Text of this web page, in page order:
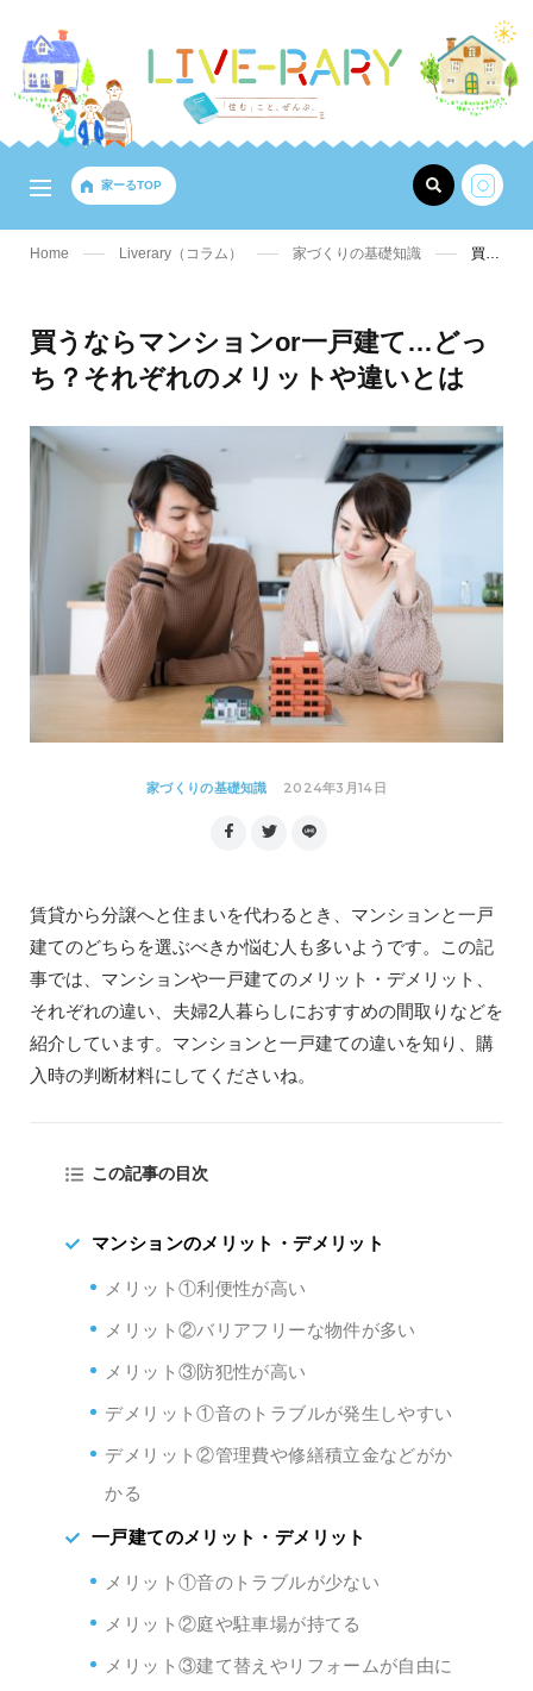
家ーるTOP
Home Liverary（コラム） 家づくりの基礎知識 買うならマンションor一戸建て…どっち？それぞれのメリットや違いとは
買うならマンションor一戸建て…どっ
ち？それぞれのメリットや違いとは
家づくりの基礎知識 2024年3月14日
賃貸から分譲へと住まいを代わるとき、マンションと一戸
建てのどちらを選ぶべきか悩む人も多いようです。この記
事では、マンションや一戸建てのメリット・デメリット、
それぞれの違い、夫婦2人暮らしにおすすめの間取りなどを
紹介しています。マンションと一戸建ての違いを知り、購
入時の判断材料にしてくださいね。
この記事の目次
マンションのメリット・デメリット
メリット①利便性が高い
メリット②バリアフリーな物件が多い
メリット③防犯性が高い
デメリット①音のトラブルが発生しやすい
デメリット②管理費や修繕積立金などがか
かる
一戸建てのメリット・デメリット
メリット①音のトラブルが少ない
メリット②庭や駐車場が持てる
メリット③建て替えやリフォームが自由に